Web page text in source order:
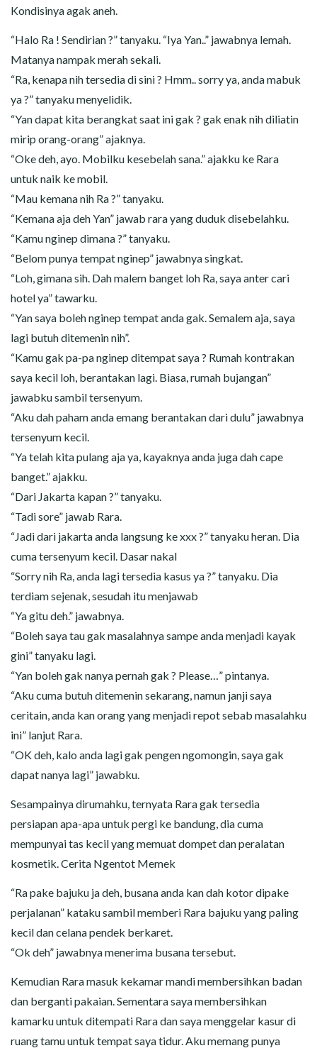
Kondisinya agak aneh.
“Halo Ra ! Sendirian ?” tanyaku. “Iya Yan..” jawabnya lemah.
Matanya nampak merah sekali.
“Ra, kenapa nih tersedia di sini ? Hmm.. sorry ya, anda mabuk
ya ?” tanyaku menyelidik.
“Yan dapat kita berangkat saat ini gak ? gak enak nih diliatin
mirip orang-orang” ajaknya.
“Oke deh, ayo. Mobilku kesebelah sana.” ajakku ke Rara
untuk naik ke mobil.
“Mau kemana nih Ra ?” tanyaku.
“Kemana aja deh Yan” jawab rara yang duduk disebelahku.
“Kamu nginep dimana ?” tanyaku.
“Belom punya tempat nginep” jawabnya singkat.
“Loh, gimana sih. Dah malem banget loh Ra, saya anter cari
hotel ya” tawarku.
“Yan saya boleh nginep tempat anda gak. Semalem aja, saya
lagi butuh ditemenin nih”.
“Kamu gak pa-pa nginep ditempat saya ? Rumah kontrakan
saya kecil loh, berantakan lagi. Biasa, rumah bujangan”
jawabku sambil tersenyum.
“Aku dah paham anda emang berantakan dari dulu” jawabnya
tersenyum kecil.
“Ya telah kita pulang aja ya, kayaknya anda juga dah cape
banget.” ajakku.
“Dari Jakarta kapan ?” tanyaku.
“Tadi sore” jawab Rara.
“Jadi dari jakarta anda langsung ke xxx ?” tanyaku heran. Dia
cuma tersenyum kecil. Dasar nakal
“Sorry nih Ra, anda lagi tersedia kasus ya ?” tanyaku. Dia
terdiam sejenak, sesudah itu menjawab
“Ya gitu deh.” jawabnya.
“Boleh saya tau gak masalahnya sampe anda menjadi kayak
gini” tanyaku lagi.
“Yan boleh gak nanya pernah gak ? Please…” pintanya.
“Aku cuma butuh ditemenin sekarang, namun janji saya
ceritain, anda kan orang yang menjadi repot sebab masalahku
ini” lanjut Rara.
“OK deh, kalo anda lagi gak pengen ngomongin, saya gak
dapat nanya lagi” jawabku.
Sesampainya dirumahku, ternyata Rara gak tersedia
persiapan apa-apa untuk pergi ke bandung, dia cuma
mempunyai tas kecil yang memuat dompet dan peralatan
kosmetik. Cerita Ngentot Memek
“Ra pake bajuku ja deh, busana anda kan dah kotor dipake
perjalanan” kataku sambil memberi Rara bajuku yang paling
kecil dan celana pendek berkaret.
“Ok deh” jawabnya menerima busana tersebut.
Kemudian Rara masuk kekamar mandi membersihkan badan
dan berganti pakaian. Sementara saya membersihkan
kamarku untuk ditempati Rara dan saya menggelar kasur di
ruang tamu untuk tempat saya tidur. Aku memang punya